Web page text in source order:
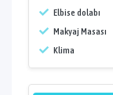
Elbise dolabı
Makyaj Masası
Klima